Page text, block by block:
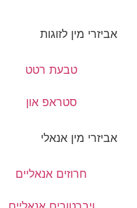
אביזרי מין לזוגות
טבעת רטט
סטראפ און
אביזרי מין אנאלי
חרוזים אנאליים